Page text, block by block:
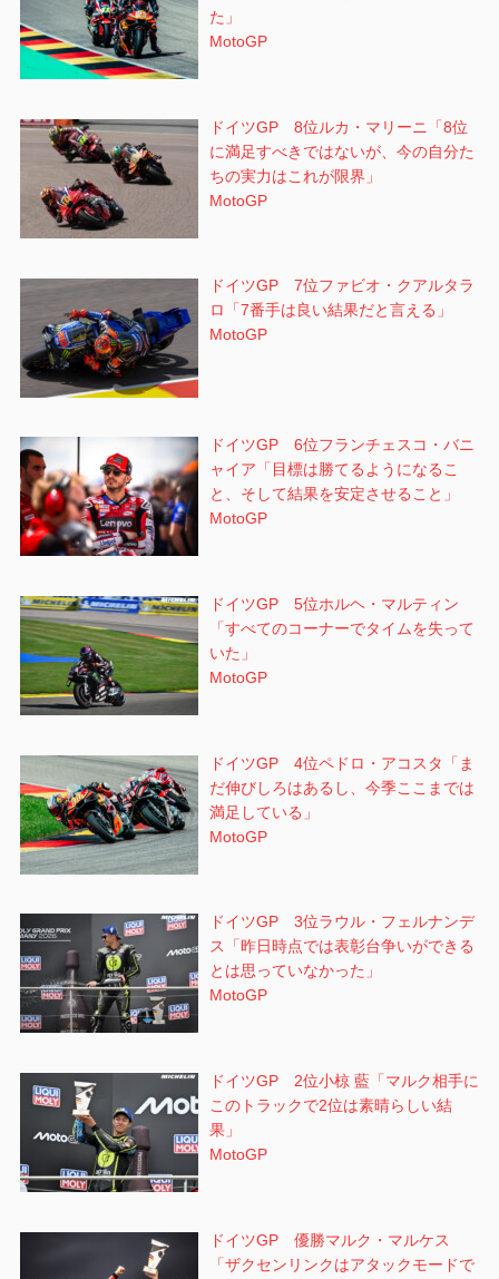
た」
MotoGP
ドイツGP 8位ルカ・マリーニ「8位
に満足すべきではないが、今の自分た
ちの実力はこれが限界」
MotoGP
ドイツGP 7位ファビオ・クアルタラ
ロ「7番手は良い結果だと言える」
MotoGP
ドイツGP 6位フランチェスコ・バニ
ャイア「目標は勝てるようになるこ
と、そして結果を安定させること」
MotoGP
ドイツGP 5位ホルヘ・マルティン
「すべてのコーナーでタイムを失って
いた」
MotoGP
ドイツGP 4位ペドロ・アコスタ「ま
だ伸びしろはあるし、今季ここまでは
満足している」
MotoGP
ドイツGP 3位ラウル・フェルナンデ
ス「昨日時点では表彰台争いができる
とは思っていなかった」
MotoGP
ドイツGP 2位小椋 藍「マルク相手に
このトラックで2位は素晴らしい結
果」
MotoGP
ドイツGP 優勝マルク・マルケス
「ザクセンリンクはアタックモードで